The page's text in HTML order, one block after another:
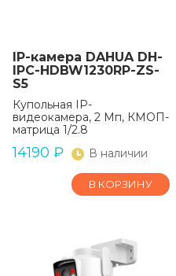
IP-камера DAHUA DH-
IPC-HDBW1230RP-ZS-
S5
Купольная IP-
видеокамера, 2 Мп, КМОП-
матрица 1/2.8
14190 ₽ В наличии
В КОРЗИНУ